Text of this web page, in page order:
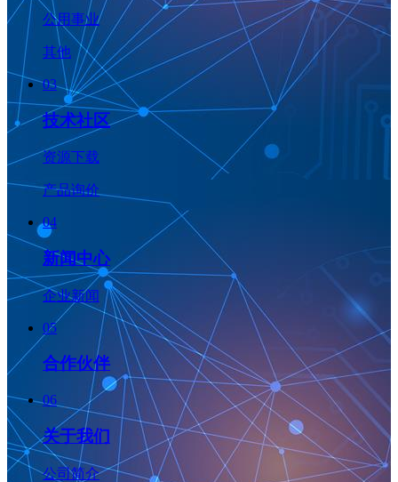
公用事业
其他
03
技术社区
资源下载
产品询价
04
新闻中心
企业新闻
05
合作伙伴
06
关于我们
公司简介